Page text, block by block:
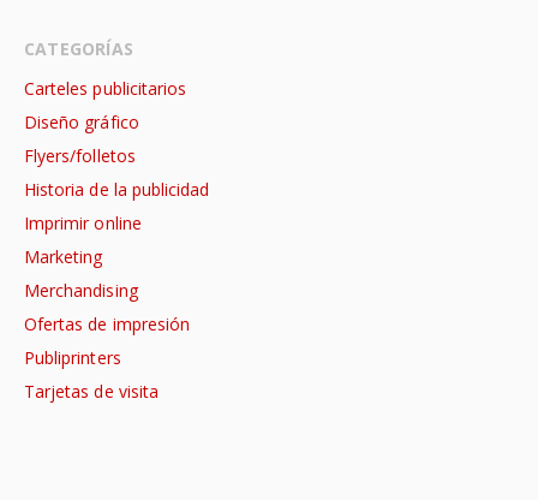
CATEGORÍAS
Carteles publicitarios
Diseño gráfico
Flyers/folletos
Historia de la publicidad
Imprimir online
Marketing
Merchandising
Ofertas de impresión
Publiprinters
Tarjetas de visita